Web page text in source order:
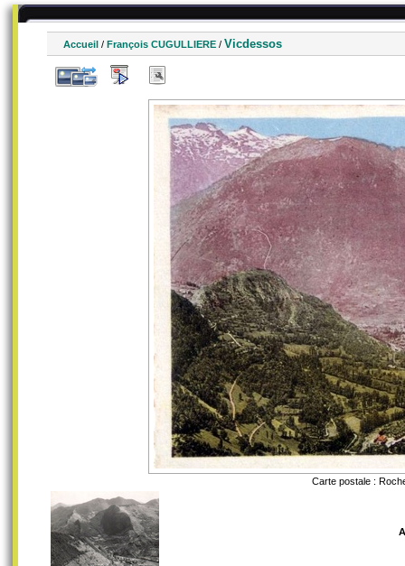
Accueil / François CUGULLIERE / Vicdessos
Carte postale :